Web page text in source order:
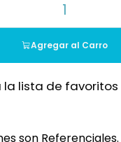
Agregar al Carro
la lista de favoritos
son Referenciales.